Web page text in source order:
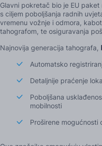
Glavni pokretač bio je EU
s ciljem poboljšanja radnih
vremenu vožnje i odmora,
tahografom, te osiguravanja
Najnovija generacija tahografa,
Automatsko
Detaljnije praćenje
Poboljšana
mobilnosti
Proširene mogućnosti